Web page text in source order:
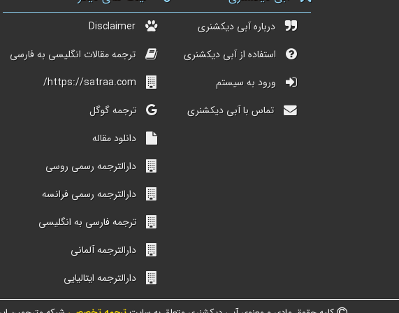
درباره آبی دیکشنری
استفاده از آبی دیکشنری
ورود به سیستم
تماس با آبی دیکشنری
Disclaimer
ترجمه مقالات انگلیسی به فارسی
https://satraa.com/
ترجمه گوگل
دانلود مقاله
دارالترجمه رسمی روسی
دارالترجمه رسمی فرانسه
ترجمه فارسی به انگلیسی
دارالترجمه آلمانی
دارالترجمه ایتالیایی